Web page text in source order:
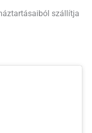
szállítja